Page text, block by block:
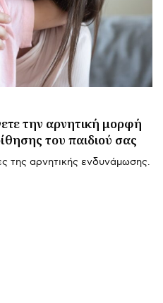
την αρνητική μορφή
του παιδιού σας
της αρνητικής ενδυνάμωσης.